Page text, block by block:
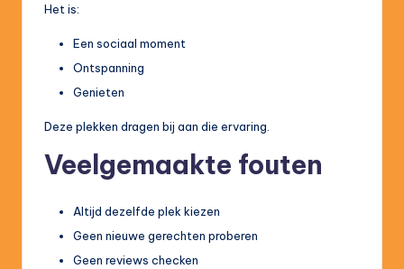
Het is:
Een sociaal moment
Ontspanning
Genieten
Deze plekken dragen bij aan die ervaring.
Veelgemaakte fouten
Altijd dezelfde plek kiezen
Geen nieuwe gerechten proberen
Geen reviews checken